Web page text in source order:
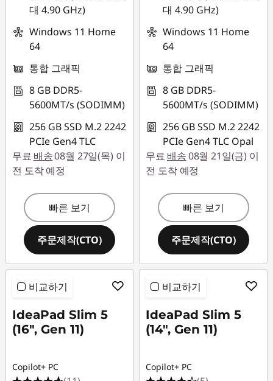
대 4.90 GHz)
Windows 11 Home
64
통합 그래픽
8 GB DDR5-
5600MT/s (SODIMM)
256 GB SSD M.2 2242
PCIe Gen4 TLC
무료 배송08월 27일(목) 이
전 도착 예정
빠른 보기
주문제작(CTO)
대 4.90 GHz)
Windows 11 Home
64
통합 그래픽
8 GB DDR5-
5600MT/s (SODIMM)
256 GB SSD M.2 2242
PCIe Gen4 TLC Opal
무료 배송08월 21일(금) 이
전 도착 예정
빠른 보기
주문제작(CTO)
비교하기
IdeaPad Slim 5
(16", Gen 11)
Copilot+ PC
비교하기
IdeaPad Slim 5
(14", Gen 11)
Copilot+ PC